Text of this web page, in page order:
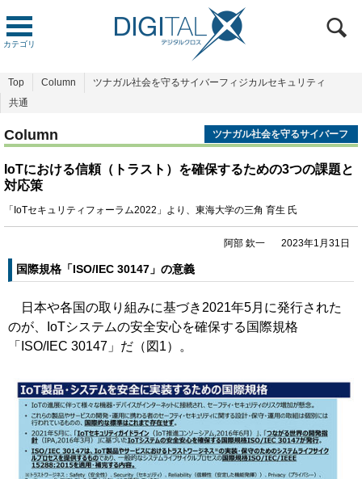
カテゴリ
Top Column
ツナガル社会を守るサイバーフィジカルセキュリティ
共通
Column
ツナガル社会を守るサイバーフ
ィジカルセキュリティ
IoTにおける信頼（トラスト）を確保するための3つの課題と
対応策
「IoTセキュリティフォーラム2022」より、東海大学の三角 育生 氏
阿部 欽一 2023年1月31日
国際規格「ISO/IEC 30147」の意義
日本や各国の取り組みに基づき2021年5月に発行された
のが、IoTシステムの安全安心を確保する国際規格
「ISO/IEC 30147」だ（図1）。